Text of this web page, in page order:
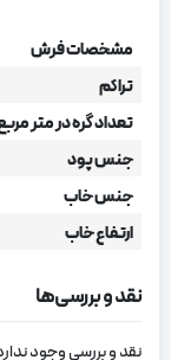
مشخصات فرش
تراکم
تعداد گره در متر
جنس پود
جنس خاب
ارتفاع خاب
نقد و بررسی‌ها
نقد و بررسی وجود